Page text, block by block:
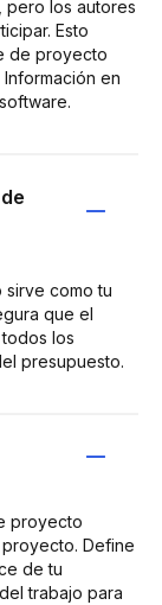
pero los autores
Esto
de proyecto
en
sirve como tu
que el
los
presupuesto.
proyecto
Define
de tu
trabajo para